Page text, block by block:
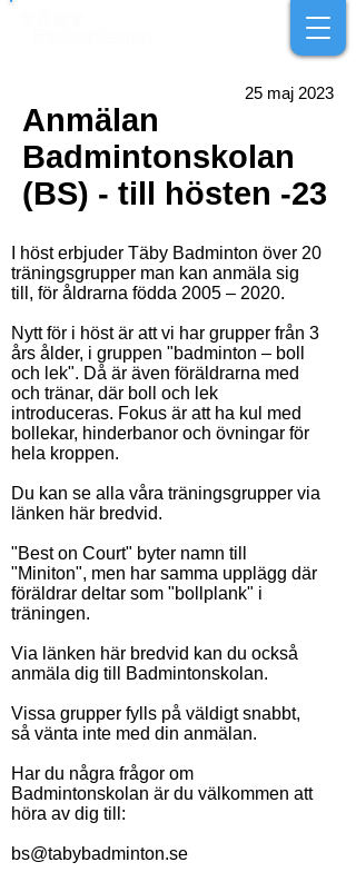
25 maj 2023
Anmälan
Badmintonskolan
(BS) - till hösten -23
I höst erbjuder Täby Badminton över 20
träningsgrupper man kan anmäla sig
till, för åldrarna födda 2005 – 2020.
Nytt för i höst är att vi har grupper från 3
års ålder, i gruppen "badminton – boll
och lek". Då är även föräldrarna med
och tränar, där boll och lek
introduceras. Fokus är att ha kul med
bollekar, hinderbanor och övningar för
hela kroppen.
Du kan se alla våra träningsgrupper via
länken här bredvid.
"Best on Court" byter namn till
"Miniton", men har samma upplägg där
föräldrar deltar som "bollplank" i
träningen.
Via länken här bredvid kan du också
anmäla dig till Badmintonskolan.
Vissa grupper fylls på väldigt snabbt,
så vänta inte med din anmälan.
Har du några frågor om
Badmintonskolan är du välkommen att
höra av dig till:
bs@tabybadminton.se